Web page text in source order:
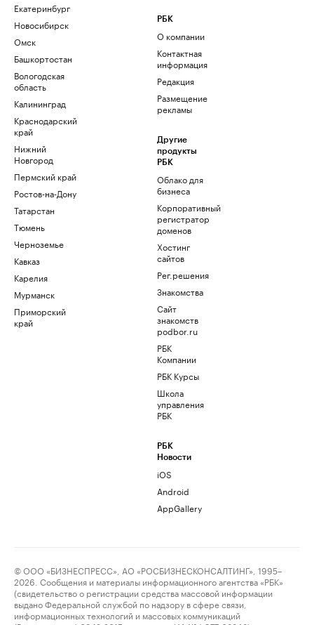
Екатеринбург
Новосибирск
Омск
Башкортостан
Вологодская
область
Калининград
Краснодарский
край
Нижний
Новгород
Пермский край
Ростов-на-Дону
Татарстан
Тюмень
Черноземье
Кавказ
Карелия
Мурманск
Приморский
край
РБК
О компании
Контактная
информация
Редакция
Размещение
рекламы
Другие
продукты
РБК
Облако для
бизнеса
Корпоративный
регистратор
доменов
Хостинг
сайтов
Рег.решения
Знакомства
Сайт
знакомств
podbor.ru
РБК
Компании
РБК Курсы
Школа
управления
РБК
РБК
Новости
iOS
Android
AppGallery
© ООО «БИЗНЕСПРЕСС», АО «РОСБИЗНЕСКОНСАЛТИНГ», 1995–
2026. Сообщения и материалы информационного агентства «РБК»
(свидетельство о регистрации средства массовой информации
выдано Федеральной службой по надзору в сфере связи,
информационных технологий и массовых коммуникаций